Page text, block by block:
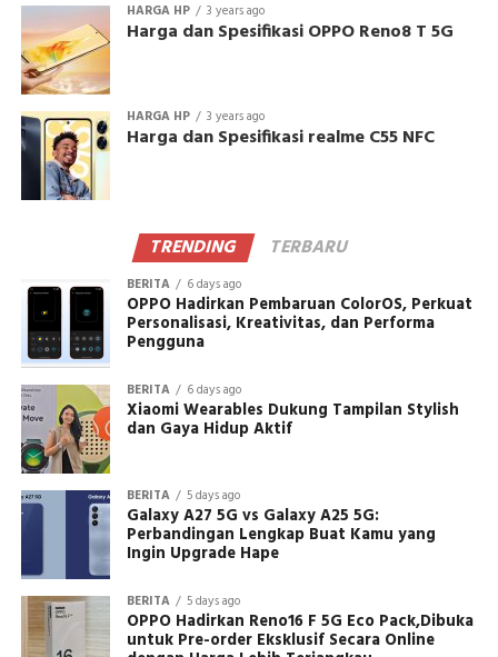
HARGA HP 3 years ago
Harga dan Spesifikasi OPPO Reno8 T 5G
HARGA HP 3 years ago
Harga dan Spesifikasi realme C55 NFC
TRENDING TERBARU
BERITA 6 days ago
OPPO Hadirkan Pembaruan ColorOS, Perkuat
Personalisasi, Kreativitas, dan Performa
Pengguna
BERITA 6 days ago
Xiaomi Wearables Dukung Tampilan Stylish
dan Gaya Hidup Aktif
BERITA 5 days ago
Galaxy A27 5G vs Galaxy A25 5G:
Perbandingan Lengkap Buat Kamu yang
Ingin Upgrade Hape
BERITA 5 days ago
OPPO Hadirkan Reno16 F 5G Eco Pack,Dibuka
untuk Pre-order Eksklusif Secara Online